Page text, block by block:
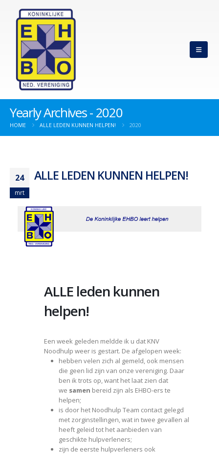
Yearly Archives - 2020
HOME ALLE LEDEN KUNNEN HELPEN! 2020
24
mrt
ALLE LEDEN KUNNEN HELPEN!
ALLE leden kunnen
helpen!
Een week geleden meldde ik u dat KNV
Noodhulp weer is gestart. De afgelopen week:
hebben velen zich al gemeld, ook mensen
die geen lid zijn van onze vereniging. Daar
ben ik trots op, want het laat zien dat
we samen bereid zijn als EHBO-ers te
helpen;
is door het Noodhulp Team contact gelegd
met zorginstellingen, wat in twee gevallen al
heeft geleid tot het aanbieden van
geschikte hulpverleners;
zijn de eerste hulpverleners ook